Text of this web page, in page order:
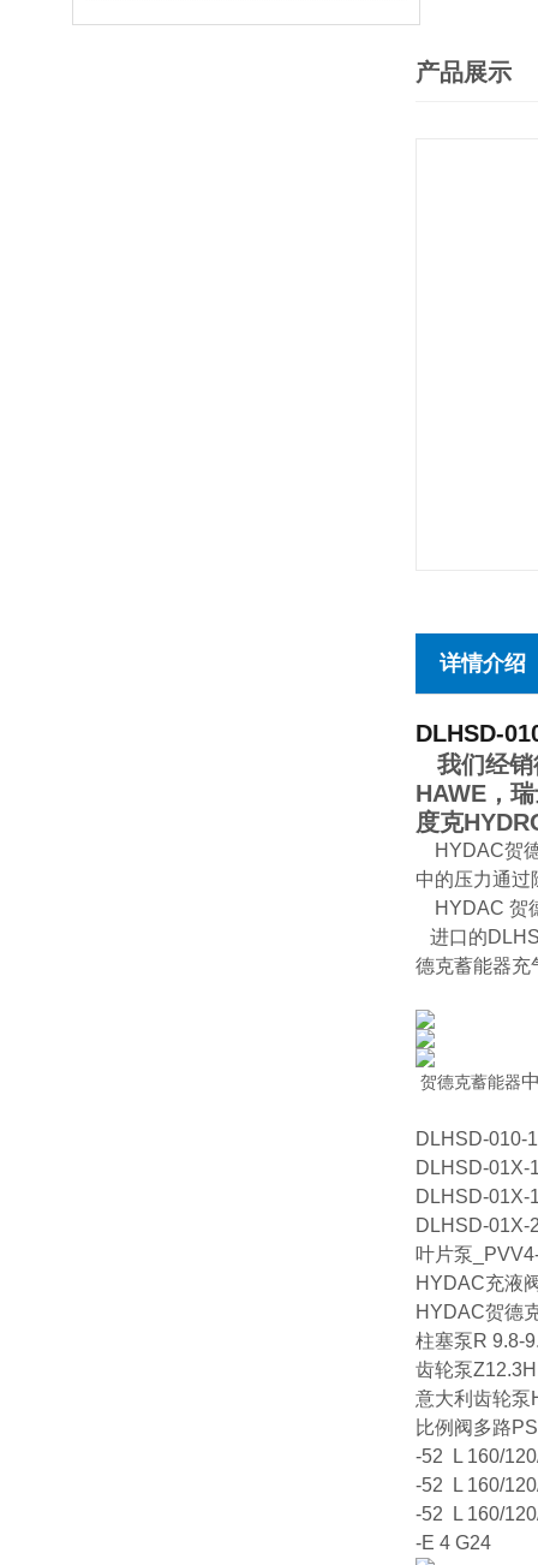
产品展示
详情介绍
DLHSD-
我们经销
HAWE，
度克
HYDAC贺
中的压力通过
HYDAC 贺
进口的
德克蓄能器充
贺德克蓄能器
DLHSD-010-
DLHSD-01X-
DLHSD-01X-
DLHSD-01X-
叶片泵
HYDAC充
HYDAC贺
柱塞泵R 9.8-
齿轮泵
意大利齿轮泵
比例阀多路
-52 L 160/
-52 L 160/
-52 L 160/
-E 4 G24